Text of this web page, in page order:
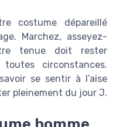
costume dépareillé
Marchez, asseyez-
tenue doit rester
circonstances.
se sentir à l’aise
pleinement du jour J.